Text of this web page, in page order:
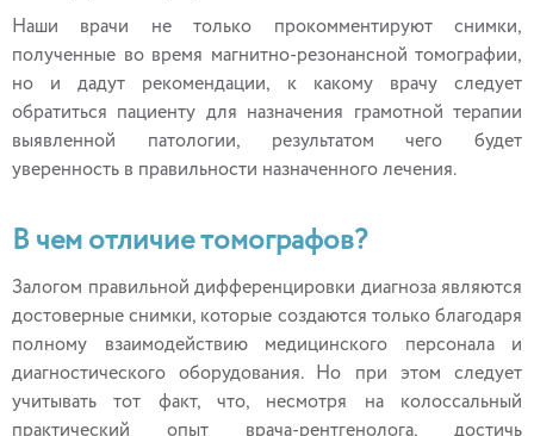
Наши врачи не только прокомментируют снимки,
полученные во время магнитно-резонансной томографии,
но и дадут рекомендации, к какому врачу следует
обратиться пациенту для назначения грамотной терапии
выявленной патологии, результатом чего будет
уверенность в правильности назначенного лечения.
В чем отличие томографов?
Залогом правильной дифференцировки диагноза являются
достоверные снимки, которые создаются только благодаря
полному взаимодействию медицинского персонала и
диагностического оборудования. Но при этом следует
учитывать тот факт, что, несмотря на колоссальный
практический опыт врача-рентгенолога, достичь